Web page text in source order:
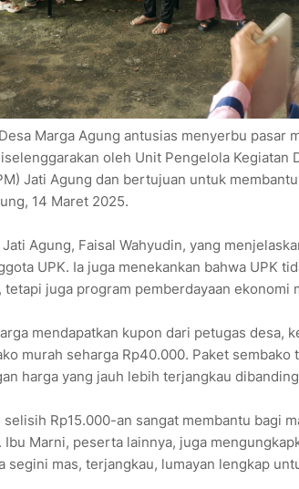
Marga Agung antusias menyerbu pasar
oleh Unit Pengelola Kegiatan
Jati Agung dan bertujuan untuk
14 Maret 2025.
Agung, Faisal Wahyudin, yang
UPK. Ia juga menekankan bahwa UPK
juga program pemberdayaan ekonomi
mendapatkan kupon dari petugas desa,
murah seharga Rp40.000. Paket sembako
harga yang jauh lebih terjangkau
Rp15.000-an sangat membantu bagi
Marni, peserta lainnya, juga
segini mas, terjangkau, lumayan lengkap